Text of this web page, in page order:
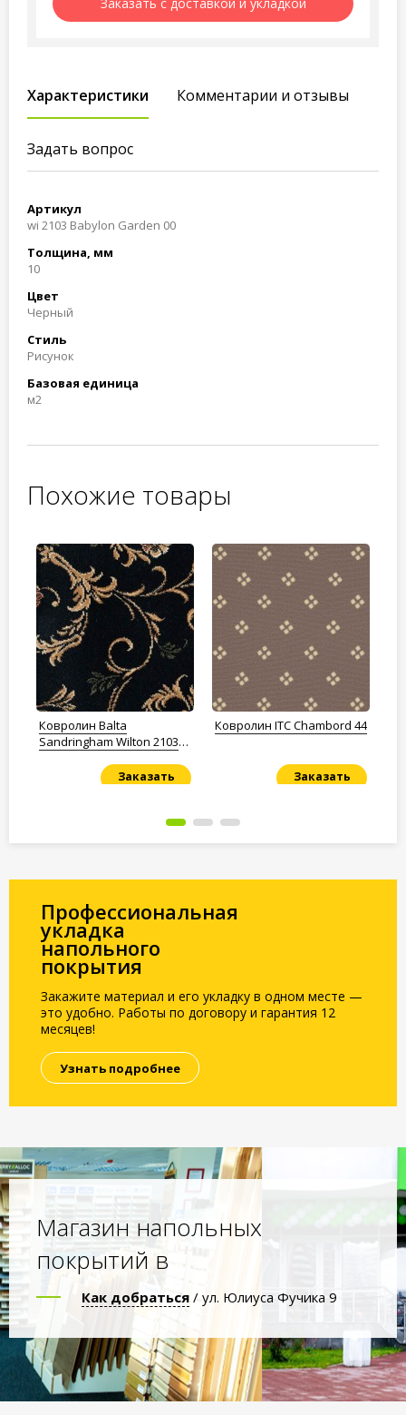
Характеристики Комментарии и отзывы
Задать вопрос
Артикул
wi 2103 Babylon Garden 00
Толщина, мм
10
Цвет
Черный
Стиль
Рисунок
Базовая единица
м2
Похожие товары
Ковролин Balta
Sandringham Wilton 2103
Заказать
Ковролин ITC Chambord 44
Заказать
Профессиональная
укладка
напольного
покрытия
Закажите материал и его укладку в одном месте —
это удобно. Работы по договору и гарантия 12
месяцев!
Узнать подробнее
Магазин напольных
покрытий в
Как добраться / ул. Юлиуса Фучика 9